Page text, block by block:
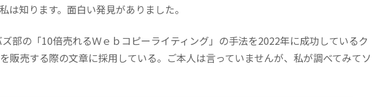
は知ります。面白い発見がありました。
部の「10倍売れるＷｅｂコピーライティング」の手法を2022年に成功しているク
販売する際の文章に採用している。ご本人は言っていませんが、私が調べてみてソ